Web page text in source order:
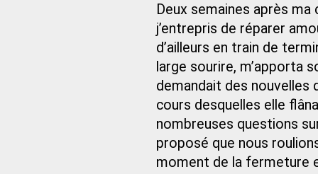
Deux semaines après
j’entrepris de réparer
d’ailleurs en train de
large sourire, m’apporta
demandait des nouvelles
cours desquelles elle
nombreuses questions
proposé que nous
moment de la fermeture